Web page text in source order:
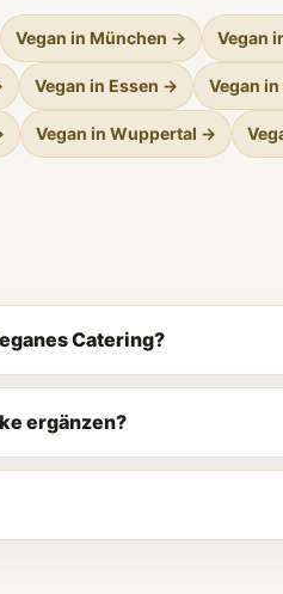
Vegan in München → Vegan
Vegan in Essen → Vegan
Vegan in Wuppertal →
Catering?
ergänzen?